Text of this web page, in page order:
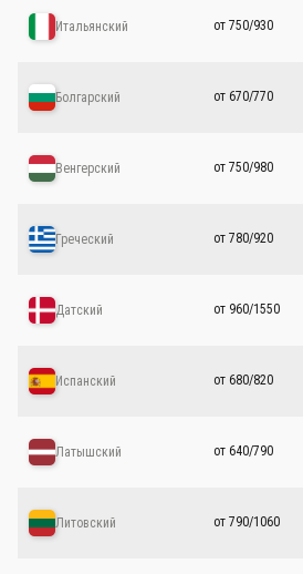
Итальянский от 750/930
Болгарский от 670/770
Венгерский от 750/980
Греческий от 780/920
Датский от 960/1550
Испанский от 680/820
Латышский от 640/790
Литовский от 790/1060